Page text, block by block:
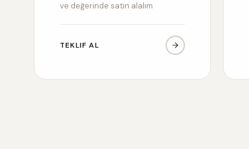
ve değerinde satın alalım
TEKLIF AL